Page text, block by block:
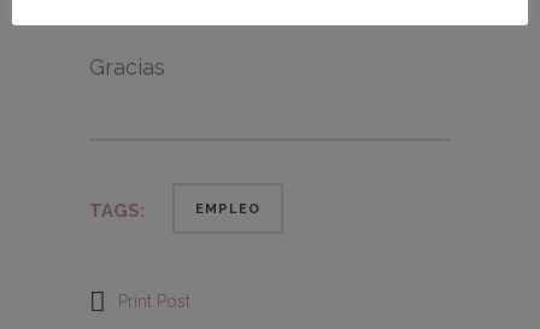
Gracias
TAGS: EMPLEO
Print Post